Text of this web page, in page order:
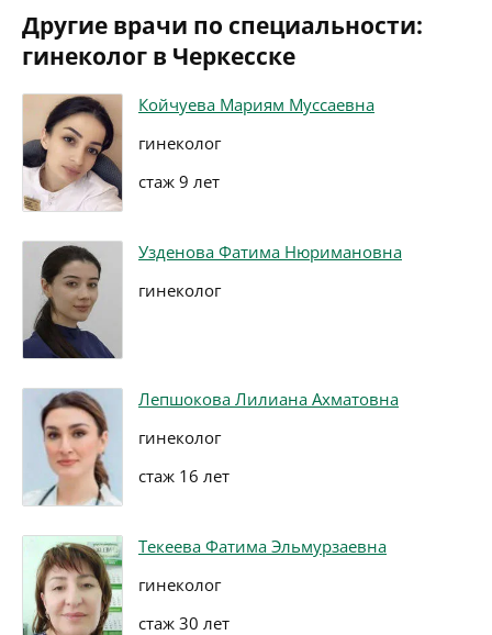
Другие врачи по специальности:
гинеколог в Черкесске
Койчуева Мариям Муссаевна
гинеколог
стаж 9 лет
Узденова Фатима Нюримановна
гинеколог
Лепшокова Лилиана Ахматовна
гинеколог
стаж 16 лет
Текеева Фатима Эльмурзаевна
гинеколог
стаж 30 лет